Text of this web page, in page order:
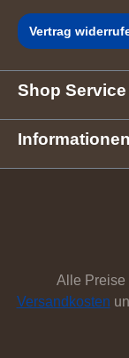
Vertrag
Shop Service
Informationen
Alle Preise
Versandkosten